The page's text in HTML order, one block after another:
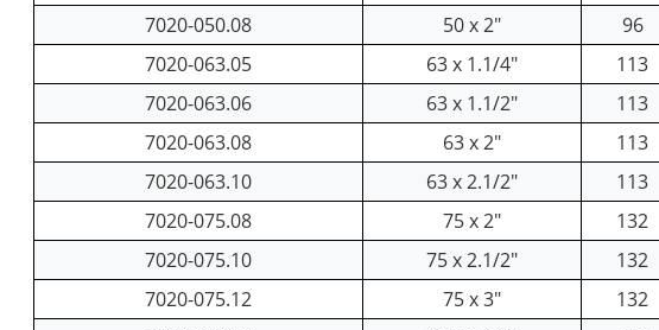
7020-050.08
50 x 2" 96
7020-063.05
63 x 1.1/4" 113
7020-063.06
63 x 1.1/2" 113
7020-063.08
63 x 2" 113
7020-063.10
63 x 2.1/2" 113
7020-075.08
75 x 2" 132
7020-075.10
75 x 2.1/2" 132
7020-075.12
75 x 3" 132